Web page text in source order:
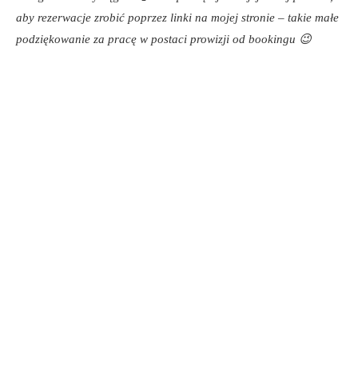
aby rezerwacje zrobić poprzez linki na mojej stronie – takie małe
podziękowanie za pracę w postaci prowizji od bookingu 😉